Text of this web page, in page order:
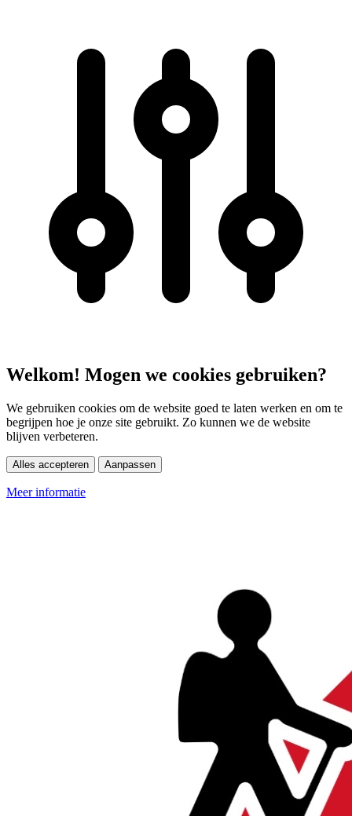
Welkom! Mogen we cookies gebruiken?
We gebruiken cookies om de website goed te laten werken en om te
begrijpen hoe je onze site gebruikt. Zo kunnen we de website
blijven verbeteren.
Alles accepteren Aanpassen
Meer informatie